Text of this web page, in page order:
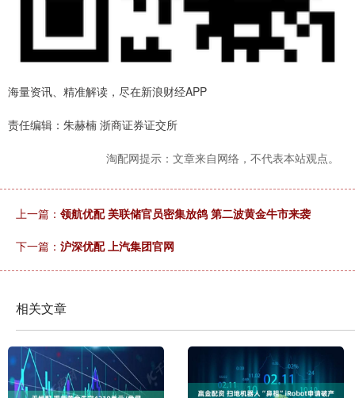
海量资讯、精准解读，尽在新浪财经APP
责任编辑：朱赫楠 浙商证券证交所
淘配网提示：文章来自网络，不代表本站观点。
上一篇： 领航优配 美联储官员密集放鸽 第二波黄金牛市来袭
下一篇： 沪深优配 上汽集团官网
相关文章